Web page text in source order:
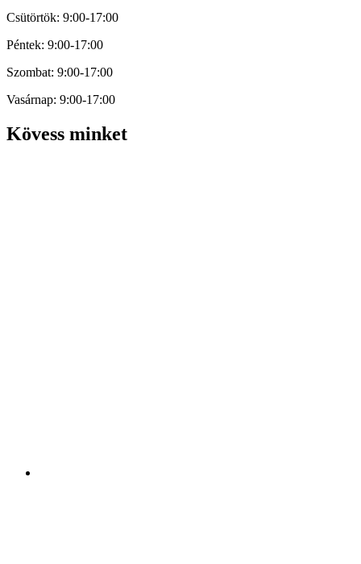
Csütörtök: 9:00-17:00
Péntek: 9:00-17:00
Szombat: 9:00-17:00
Vasárnap: 9:00-17:00
Kövess minket